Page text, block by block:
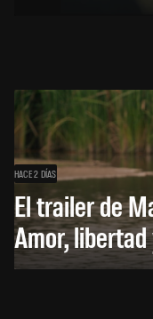
HACE 2 DÍAS
El trailer de
Amor,